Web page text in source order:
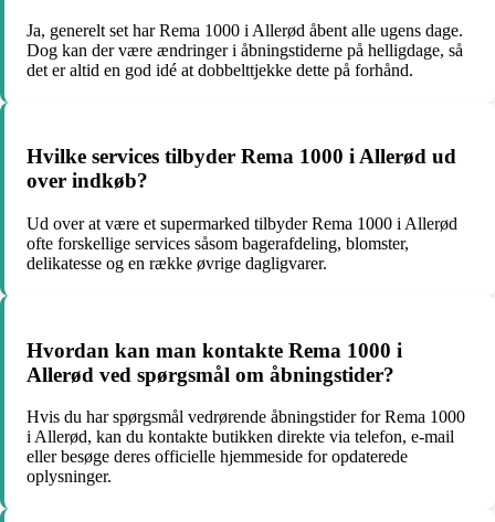
Ja, generelt set har Rema 1000 i Allerød åbent alle ugens dage.
Dog kan der være ændringer i åbningstiderne på helligdage, så
det er altid en god idé at dobbelttjekke dette på forhånd.
Hvilke services tilbyder Rema 1000 i Allerød ud
over indkøb?
Ud over at være et supermarked tilbyder Rema 1000 i Allerød
ofte forskellige services såsom bagerafdeling, blomster,
delikatesse og en række øvrige dagligvarer.
Hvordan kan man kontakte Rema 1000 i
Allerød ved spørgsmål om åbningstider?
Hvis du har spørgsmål vedrørende åbningstider for Rema 1000
i Allerød, kan du kontakte butikken direkte via telefon, e-mail
eller besøge deres officielle hjemmeside for opdaterede
oplysninger.